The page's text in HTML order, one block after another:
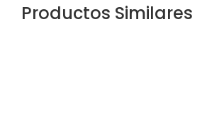
Productos Similares